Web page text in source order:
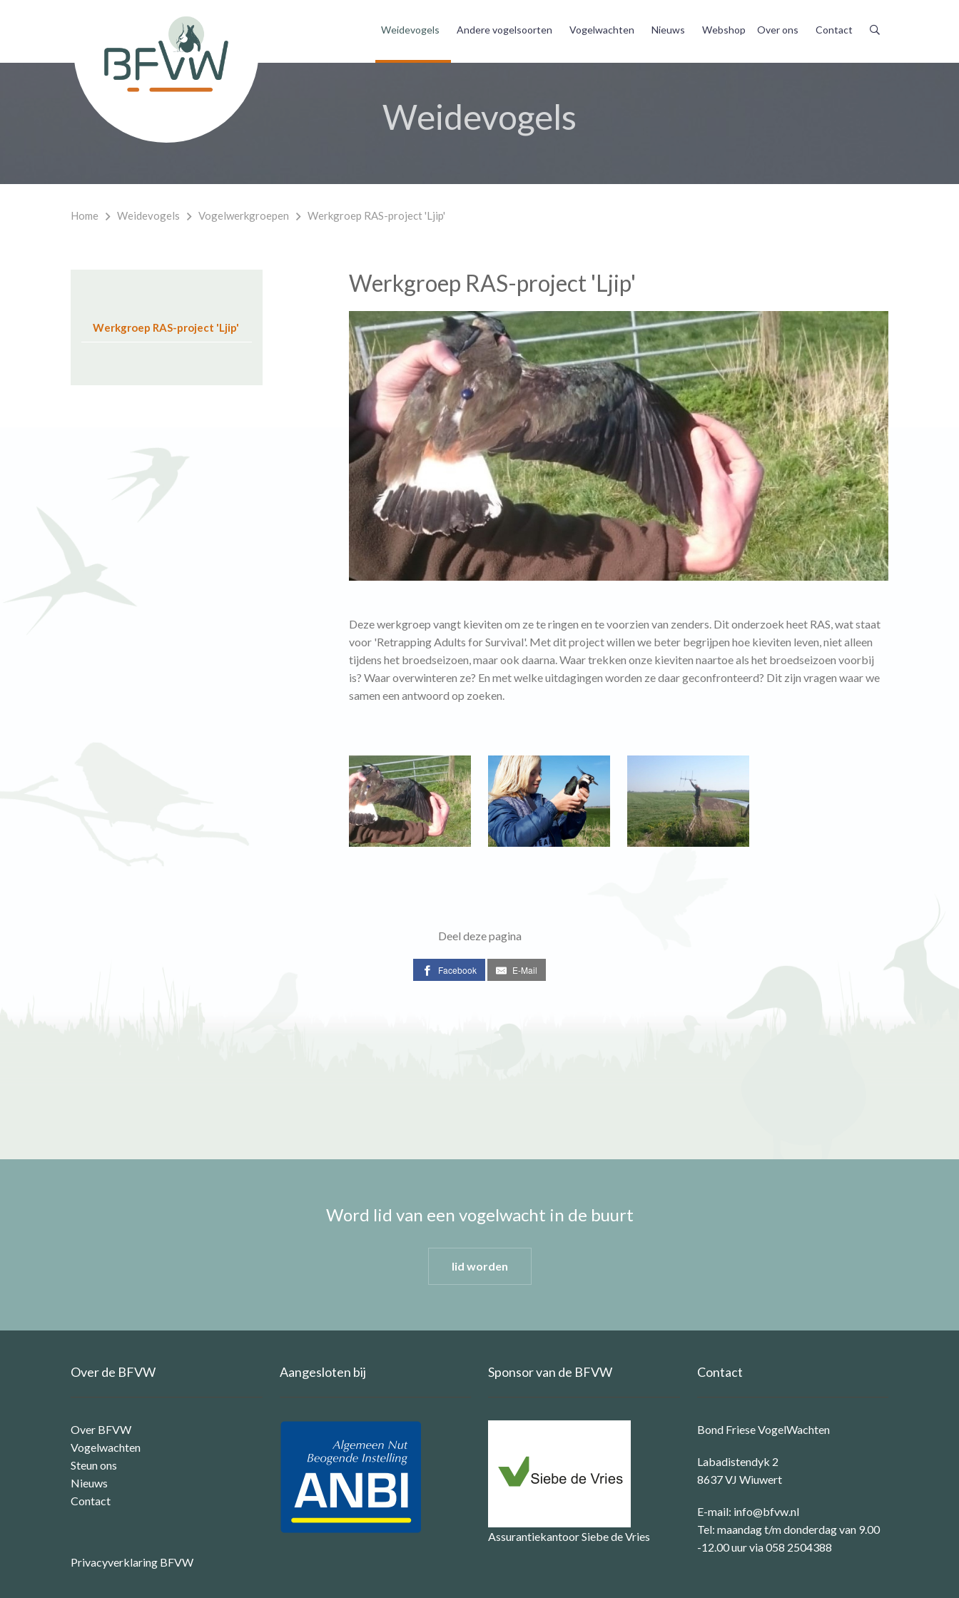
Weidevogels Andere vogelsoorten Vogelwachten Nieuws Webshop Over ons Contact
Weidevogels
Home Weidevogels Vogelwerkgroepen Werkgroep RAS-project 'Ljip'
Werkgroep RAS-project 'Ljip'
Werkgroep RAS-project 'Ljip'
Deze werkgroep vangt kieviten om ze te ringen en te voorzien van zenders. Dit onderzoek heet RAS, wat staat
voor 'Retrapping Adults for Survival'. Met dit project willen we beter begrijpen hoe kieviten leven, niet alleen
tijdens het broedseizoen, maar ook daarna. Waar trekken onze kieviten naartoe als het broedseizoen voorbij
is? Waar overwinteren ze? En met welke uitdagingen worden ze daar geconfronteerd? Dit zijn vragen waar we
samen een antwoord op zoeken.
Deel deze pagina
Facebook E-Mail
Word lid van een vogelwacht in de buurt
lid worden
Over de BFVW
Over BFVW
Vogelwachten
Steun ons
Nieuws
Contact
Privacyverklaring BFVW
Aangesloten bij Sponsor van de BFVW
Assurantiekantoor Siebe de Vries
Contact
Bond Friese VogelWachten
Labadistendyk 2
8637 VJ Wiuwert
E-mail: info@bfvw.nl
Tel: maandag t/m donderdag van 9.00
-12.00 uur via 058 2504388